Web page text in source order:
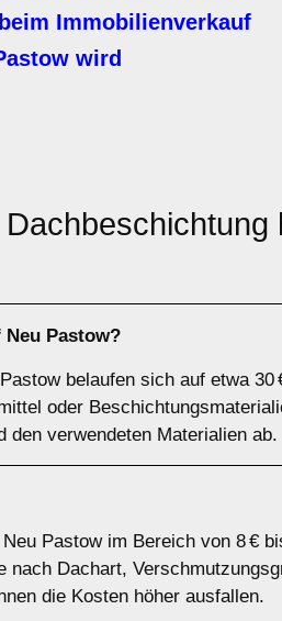
Immobilienverkauf
wird
Pastow?
belaufen sich auf etwa 30
oder
den verwendeten Materialien ab.
Pastow im Bereich von 8 €
Dachart,
die Kosten höher ausfallen.